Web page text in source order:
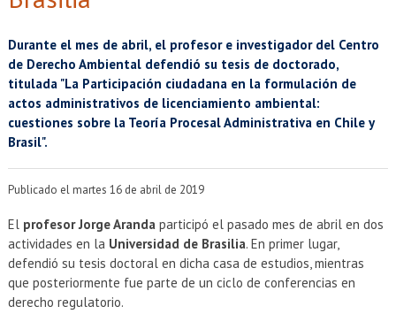
BIBLIOTECAS
EXTENSIÓN
Académicos Estudiantes
Durante el mes de abril, el profesor e investigador del Centro
de Derecho Ambiental defendió su tesis de doctorado,
titulada "La Participación ciudadana en la formulación de
actos administrativos de licenciamiento ambiental:
cuestiones sobre la Teoría Procesal Administrativa en Chile y
Brasil".
Publicado el martes 16 de abril de 2019
Elprofesor Jorge Arandaparticipó el pasado mes de abril en dos
actividades en la Universidad de Brasilia. En primer lugar,
defendió su tesis doctoral en dicha casa de estudios, mientras
que posteriormente fue parte de un ciclo de conferencias en
derecho regulatorio.